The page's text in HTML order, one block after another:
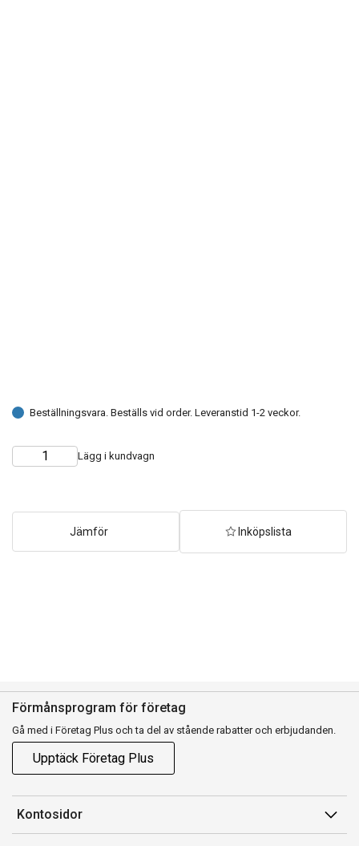
Beställningsvara. Beställs vid order. Leveranstid 1-2 veckor.
Choose
Quantity Lägg i kundvagn
Jämför Inköpslista
Förmånsprogram för företag
Gå med i Företag Plus och ta del av stående rabatter och erbjudanden.
Upptäck Företag Plus
Kontosidor